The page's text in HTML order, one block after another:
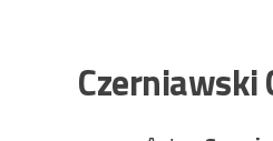
Czerniawski